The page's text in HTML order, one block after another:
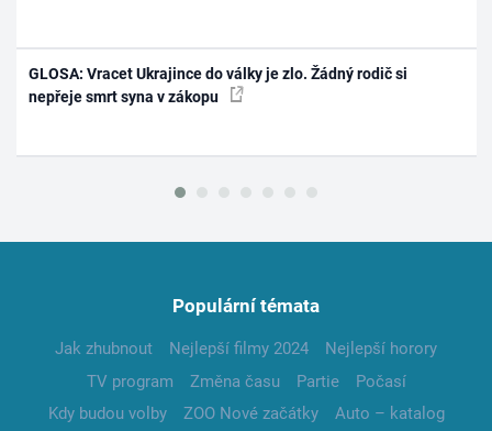
GLOSA: Vracet Ukrajince do války je zlo. Žádný rodič si
nepřeje smrt syna v zákopu
Populární témata
Jak zhubnout Nejlepší filmy 2024
Nejlepší horory
TV program
Změna času Partie
Počasí
Kdy budou volby
ZOO Nové začátky
Auto – katalog